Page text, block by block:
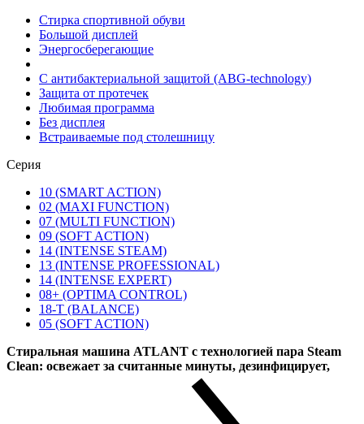
Стирка спортивной обуви
Большой дисплей
Энергосберегающие
С антибактериальной защитой (ABG-technology)
Защита от протечек
Любимая программа
Без дисплея
Встраиваемые под столешницу
Серия
10 (SMART ACTION)
02 (MAXI FUNCTION)
07 (MULTI FUNCTION)
09 (SOFT ACTION)
14 (INTENSE STEAM)
13 (INTENSE PROFESSIONAL)
14 (INTENSE EXPERT)
08+ (OPTIMA CONTROL)
18-T (BALANCE)
05 (SOFT ACTION)
Стиральная машина ATLANT с технологией пара Steam
Clean: освежает за считанные минуты, дезинфицирует,